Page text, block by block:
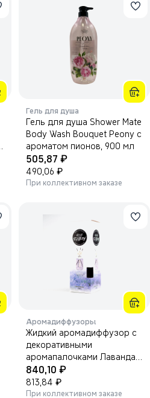
Гель для душа
Гель для душа Shower Mate
Body Wash Bouquet Peony с
ароматом пионов, 900 мл
505,87 ₽
490,06 ₽
При коллективном заказе
Аромадиффузоры
Жидкий аромадиффузор с
декоративными
аромапалочками Лаванда
500мл.
840,10 ₽
813,84 ₽
При коллективном заказе